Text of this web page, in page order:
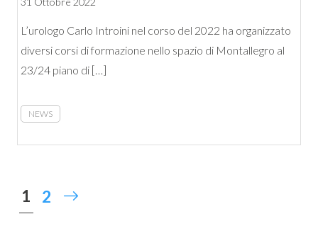
L’urologo Carlo Introini nel corso del 2022 ha organizzato
diversi corsi di formazione nello spazio di Montallegro al
23/24 piano di […]
NEWS
1 2